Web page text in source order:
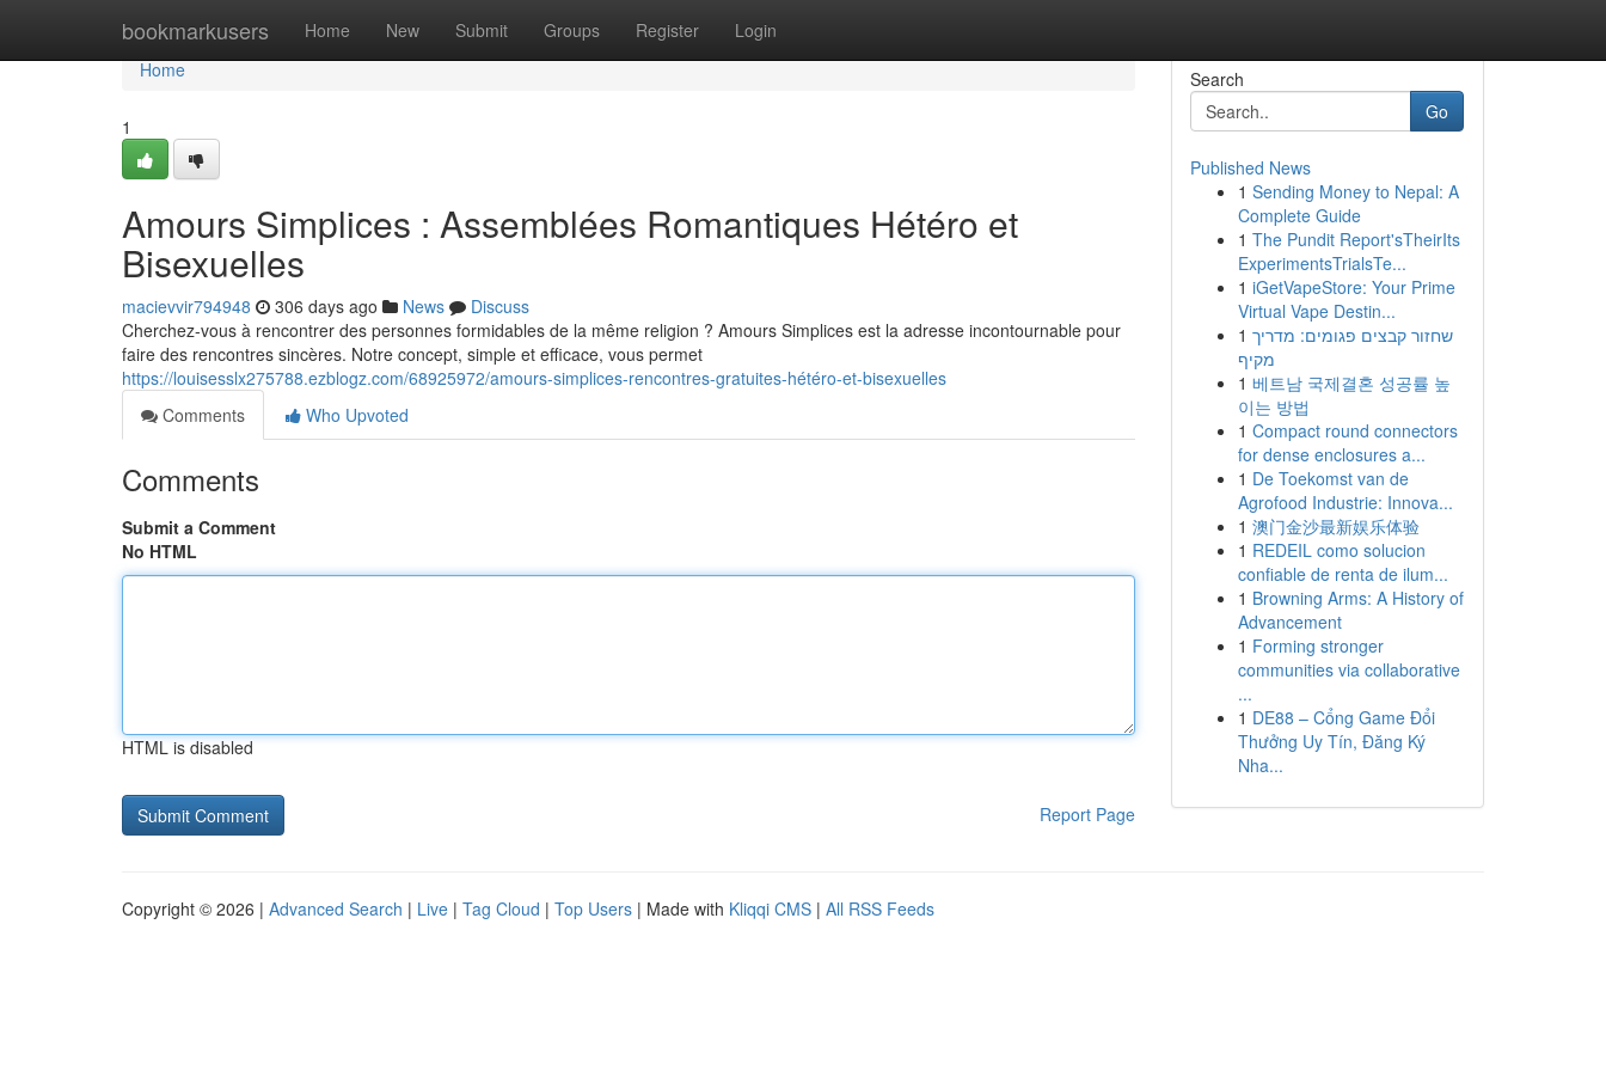
bookmarkusers Home New Submit Groups Register Login
Home
Home
1
Amours Simplices : Assemblées Romantiques Hétéro et
Bisexuelles
macievvir794948 306 days ago News
Discuss
Cherchez-vous à rencontrer des personnes formidables de la même religion ? Amours Simplices est la adresse incontournable pour
faire des rencontres sincères. Notre concept, simple et efficace, vous permet
https://louisesslx275788.ezblogz.com/68925972/amours-simplices-rencontres-gratuites-hétéro-et-bisexuelles
Comments
Who Upvoted
Comments
Submit a Comment
No HTML
HTML is disabled
Report Page
Search
Go
Published News
1 Sending Money to Nepal: A
Complete Guide
1 The Pundit Report'sTheirIts
ExperimentsTrialsTe...
1 iGetVapeStore: Your Prime
Virtual Vape Destin...
1 שחזור קבצים פגומים: מדריך
מקיף
1 베트남 국제결혼 성공률 높
이는 방법
1 Compact round connectors
for dense enclosures a...
1 De Toekomst van de
Agrofood Industrie: Innova...
1 澳门金沙最新娱乐体验
1 REDEIL como solucion
confiable de renta de ilum...
1 Browning Arms: A History of
Advancement
1 Forming stronger
communities via collaborative
...
1 DE88 – Cổng Game Đổi
Thưởng Uy Tín, Đăng Ký
Nha...
Copyright © 2026 | Advanced Search | Live | Tag Cloud | Top Users | Made with Kliqqi CMS | All RSS Feeds